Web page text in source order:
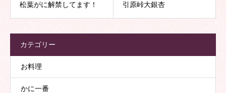
松葉がに解禁してます！ 引原峠大銀杏
カテゴリー
お料理
かに一番